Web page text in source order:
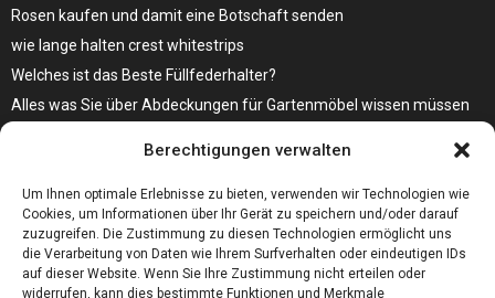
Berechtigungen verwalten
Um Ihnen optimale Erlebnisse zu bieten, verwenden wir Technologien wie
Cookies, um Informationen über Ihr Gerät zu speichern und/oder darauf
zuzugreifen. Die Zustimmung zu diesen Technologien ermöglicht uns
die Verarbeitung von Daten wie Ihrem Surfverhalten oder eindeutigen IDs
auf dieser Website. Wenn Sie Ihre Zustimmung nicht erteilen oder
widerrufen, kann dies bestimmte Funktionen und Merkmale
Rosen kaufen und damit eine Botschaft senden
wie lange halten crest whitestrips
Welches ist das Beste Füllfederhalter?
Alles was Sie über Abdeckungen für Gartenmöbel wissen müssen
Bare Metal Server?